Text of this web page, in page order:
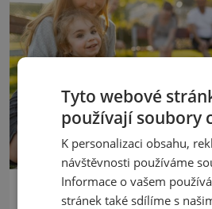
Tyto webové
používají soubory
K personalizaci obsahu,
návštěvnosti používáme
Informace o vašem
stránek také sdílíme s